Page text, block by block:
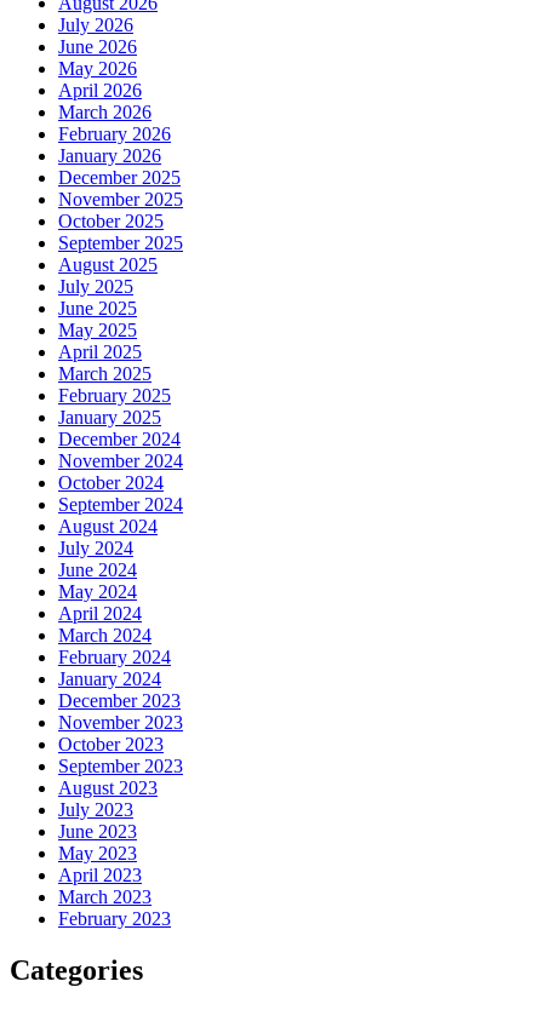
July 2026
June 2026
May 2026
April 2026
March 2026
February 2026
January 2026
December 2025
November 2025
October 2025
September 2025
August 2025
July 2025
June 2025
May 2025
April 2025
March 2025
February 2025
January 2025
December 2024
November 2024
October 2024
September 2024
August 2024
July 2024
June 2024
May 2024
April 2024
March 2024
February 2024
January 2024
December 2023
November 2023
October 2023
September 2023
August 2023
July 2023
June 2023
May 2023
April 2023
March 2023
February 2023
Categories